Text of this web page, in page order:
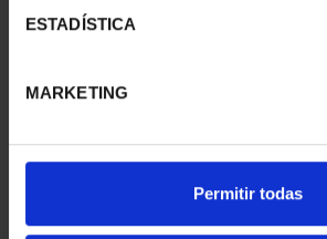
ESTADÍSTICA
MARKETING
Permitir todas
PROVINCIA COLECCION
COMPLET...